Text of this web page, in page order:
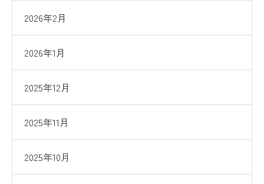
2026年2月
2026年1月
2025年12月
2025年11月
2025年10月